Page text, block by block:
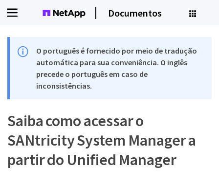
Documentos
O português é fornecido por meio de tradução
automática para sua conveniência. O inglês
precede o português em caso de
inconsistências.
Saiba como acessar o
SANtricity System Manager a
partir do Unified Manager